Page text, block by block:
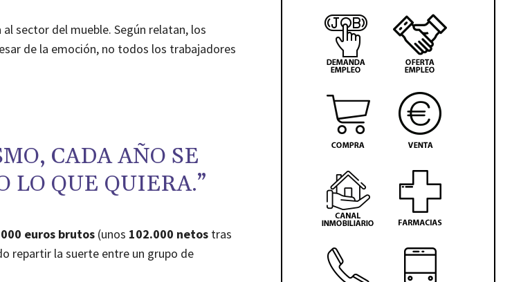
sector del mueble. Según relatan, los
de la emoción, no todos los trabajadores
CADA AÑO SE
LO QUE QUIERA.”
euros brutos (unos 102.000 netos tras
repartir la suerte entre un grupo de